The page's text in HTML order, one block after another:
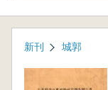
新刊 城郭